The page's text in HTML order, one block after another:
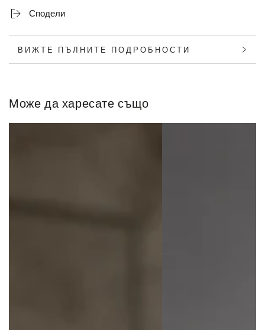
-
свеж
грейпфрут
свеж
грейпфрут
Сподели
ВИЖТЕ ПЪЛНИТЕ ПОДРОБНОСТИ
Може да харесате също